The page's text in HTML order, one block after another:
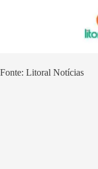
Fonte: Litoral Notícias